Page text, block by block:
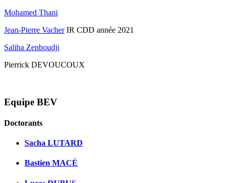
Mohamed Thani
Jean-Pierre VacherIR CDD année 2021
Saliha Zenboudji
Pierrick DEVOUCOUX
Equipe BEV
Doctorants
Sacha LUTARD
Bastien MACÉ